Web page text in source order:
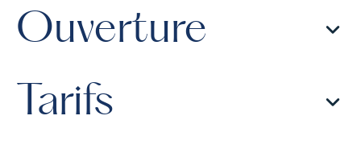
Ouverture
Tarifs